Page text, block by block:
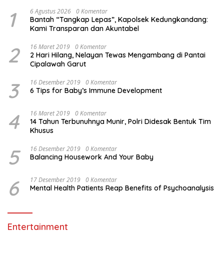
1 6 Agustus 2026 0 Komentar
Bantah “Tangkap Lepas”, Kapolsek Kedungkandang:
Kami Transparan dan Akuntabel
2 16 Maret 2019 0 Komentar
2 Hari Hilang, Nelayan Tewas Mengambang di Pantai
Cipalawah Garut
3 16 Desember 2019 0 Komentar
6 Tips for Baby’s Immune Development
4 16 Maret 2019 0 Komentar
14 Tahun Terbunuhnya Munir, Polri Didesak Bentuk Tim
Khusus
5 16 Desember 2019 0 Komentar
Balancing Housework And Your Baby
6 17 Desember 2019 0 Komentar
Mental Health Patients Reap Benefits of Psychoanalysis
Entertainment